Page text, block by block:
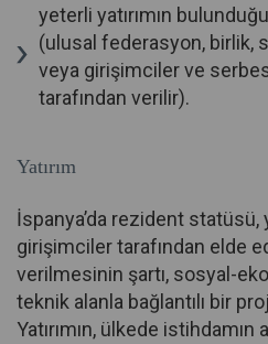
yeterli yatırımın
(ulusal federasyon, birlik,
veya girişimciler ve
tarafından verilir).
Yatırım
İspanya’da rezident statüsü,
girişimciler tarafından elde
verilmesinin şartı, sosyal-
teknik alanla bağlantılı bir
Yatırımın, ülkede istihdamın